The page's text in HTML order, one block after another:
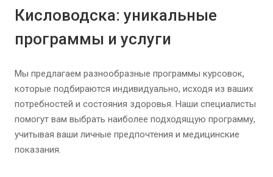
Кисловодска: уникальные
программы и услуги
Мы предлагаем разнообразные программы курсовок,
которые подбираются индивидуально, исходя из ваших
потребностей и состояния здоровья. Наши специалисты
помогут вам выбрать наиболее подходящую программу,
учитывая ваши личные предпочтения и медицинские
показания.